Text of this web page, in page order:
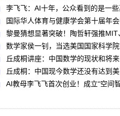
李飞飞：AI十年，公众看到的是一
国际华人体育与健康学会第十届年
黎曼猜想显著突破！陶哲轩强推
数学家侯一钊，当选美国国家科学
丘成桐讲座：中国数学的现状和将来
丘成桐：中国现今数学还没有达到
AI教母李飞飞首次创业！成立“空间